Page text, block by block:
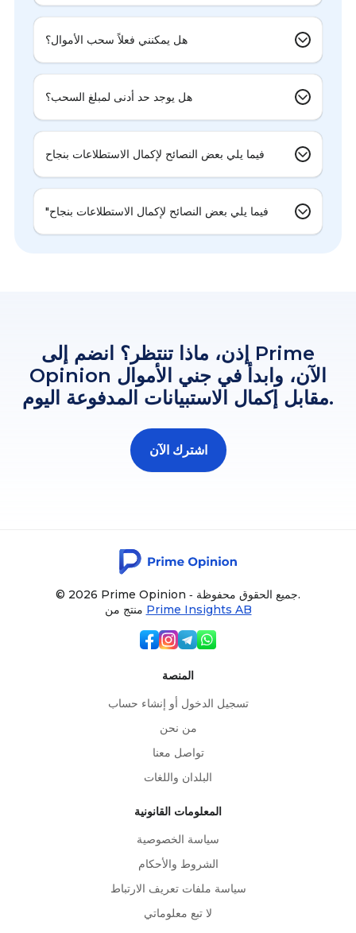
هل يمكنني فعلاً سحب الأموال؟
هل يوجد حد أدنى لمبلغ السحب؟
فيما يلي بعض النصائح لإكمال الاستطلاعات بنجاح
"فيما يلي بعض النصائح لإكمال الاستطلاعات بنجاح
إذن، ماذا تنتظر؟ انضم إلى Prime
Opinion الآن، وابدأ في جني الأموال
مقابل إكمال الاستبيانات المدفوعة اليوم.
اشترك الآن
© 2026 Prime Opinion ‐ جميع الحقوق محفوظة.
Prime Insights AB
المنصة
تسجيل الدخول أو إنشاء حساب
من نحن
تواصل معنا
البلدان واللغات
المعلومات القانونية
سياسة الخصوصية
الشروط والأحكام
سياسة ملفات تعريف الارتباط
لا تبع معلوماتي